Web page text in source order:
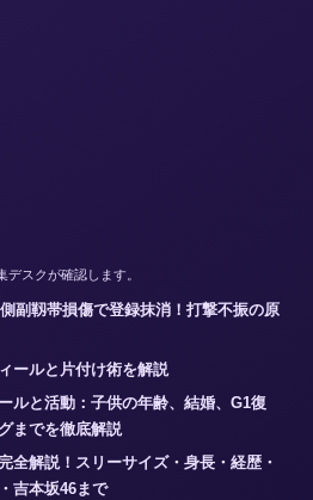
スクが確認します。
副靱帯損傷で登録抹消！打撃不振の原
ールと片付け術を解説
ルと活動：子供の年齢、結婚、G1復
までを徹底解説
全解説！スリーサイズ・身長・経歴・
吉本坂46まで